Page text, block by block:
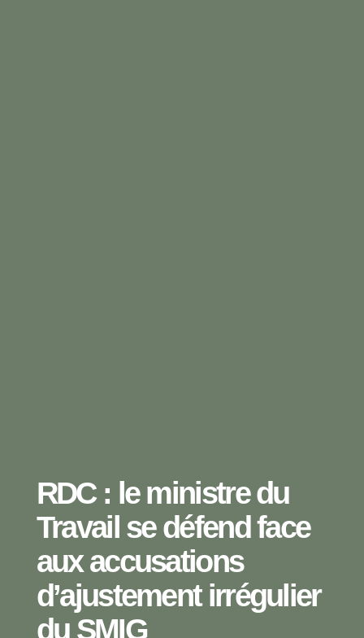
RDC : le ministre du
Travail se défend face
aux accusations
d’ajustement irrégulier
du SMIG